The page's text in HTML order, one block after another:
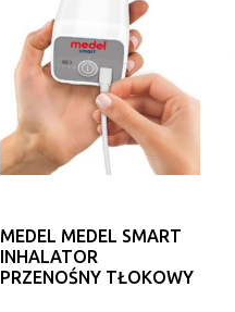
MEDEL MEDEL SMART
INHALATOR
PRZENOŚNY TŁOKOWY